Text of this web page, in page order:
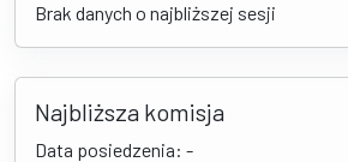
Brak danych o najbliższej sesji
Najbliższa komisja
Data posiedzenia: -